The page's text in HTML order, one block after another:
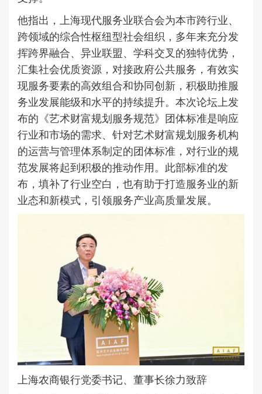
他指出，上海现代服务业联合会为本市跨行业、
跨领域的综合性枢纽型社会组织，多年来充分发
挥跨界融合、异业联盟、学科交叉的独特优势，
汇集社会优质资源，对接政府公共服务，有效实
现服务要素的高效组合和协同创新，积极助推服
务业发展能级和水平的持续提升。本次论坛上发
布的《艺术财富规划服务规范》团体标准是响应
行业和市场的需求、针对艺术财富规划服务机构
的运营与管理体系制定的团体标准，对行业的规
范发展将起到积极的推动作用。此部标准的发
布，填补了行业空白，也有助于打造服务业的新
业态和新模式，引领服务产业高质量发展。
上海农商银行党委书记、董事长徐力致辞